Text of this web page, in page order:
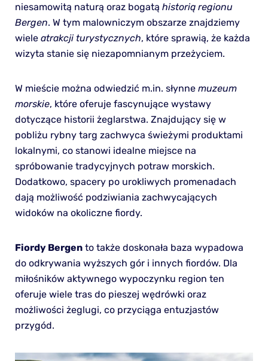
niesamowitą naturą oraz bogatą historią regionu
Bergen. W tym malowniczym obszarze znajdziemy
wiele atrakcji turystycznych, które sprawią, że każda
wizyta stanie się niezapomnianym przeżyciem.
W mieście można odwiedzić m.in. słynne muzeum
morskie, które oferuje fascynujące wystawy
dotyczące historii żeglarstwa. Znajdujący się w
pobliżu rybny targ zachwyca świeżymi produktami
lokalnymi, co stanowi idealne miejsce na
spróbowanie tradycyjnych potraw morskich.
Dodatkowo, spacery po urokliwych promenadach
dają możliwość podziwiania zachwycających
widoków na okoliczne fiordy.
Fiordy Bergento także doskonała baza wypadowa
do odkrywania wyższych gór i innych fiordów. Dla
miłośników aktywnego wypoczynku region ten
oferuje wiele tras do pieszej wędrówki oraz
możliwości żeglugi, co przyciąga entuzjastów
przygód.